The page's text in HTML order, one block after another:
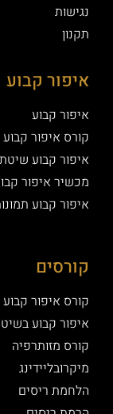
קבוע
קבוע
קבוע שיטת השערה
קבוע
תמונות
קבוע
קבוע בשיטת השערה
ריסים